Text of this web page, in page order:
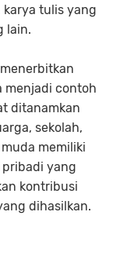
tulis yang
lain.
menjadi contoh
ditanamkan
sekolah,
memiliki
yang
kontribusi
dihasilkan.